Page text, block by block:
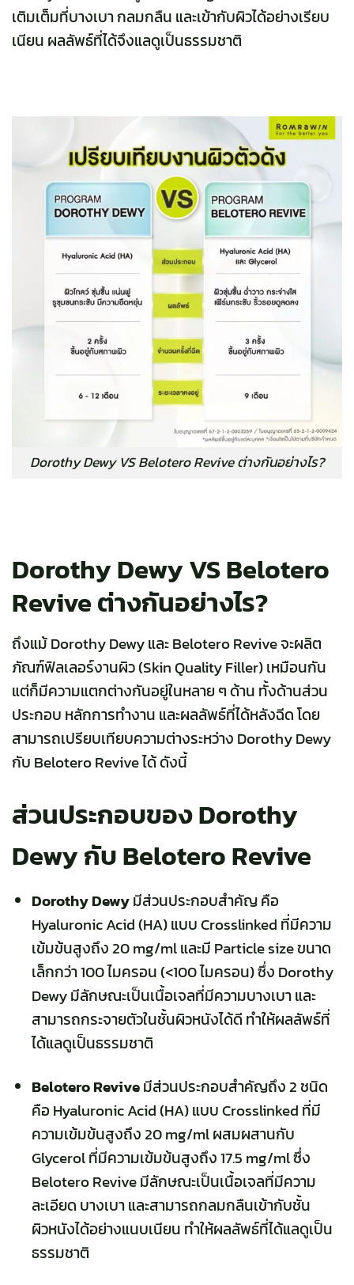
เติมเต็มที่บางเบา กลมกลืน และเข้ากับผิวได้อย่างเรียบ
เนียน ผลลัพธ์ที่ได้จึงแลดูเป็นธรรมชาติ
Dorothy Dewy VS Belotero Revive ต่างกันอย่างไร?
Dorothy Dewy VS Belotero
Revive ต่างกันอย่างไร?
ถึงแม้ Dorothy Dewy และ Belotero Revive จะผลิต
ภัณฑ์ฟิลเลอร์งานผิว (Skin Quality Filler) เหมือนกัน
แต่ก็มีความแตกต่างกันอยู่ในหลาย ๆ ด้าน ทั้งด้านส่วน
ประกอบ หลักการทำงาน และผลลัพธ์ที่ได้หลังฉีด โดย
สามารถเปรียบเทียบความต่างระหว่าง Dorothy Dewy
กับ Belotero Revive ได้ ดังนี้
ส่วนประกอบของ Dorothy
Dewy กับ Belotero Revive
Dorothy Dewyมีส่วนประกอบสำคัญ คือ
Hyaluronic Acid (HA)แบบ Crosslinked ที่มีความ
เข้มข้นสูงถึง 20 mg/ml และมี Particle size ขนาด
เล็กกว่า 100 ไมครอน(<100 ไมครอน) ซึ่ง Dorothy
Dewyมีลักษณะเป็นเนื้อเจลที่มีความบางเบา และ
สามารถกระจายตัวในชั้นผิวหนังได้ดี ทำให้ผลลัพธ์ที่
ได้แลดูเป็นธรรมชาติ
Belotero Reviveมีส่วนประกอบสำคัญถึง 2 ชนิด
คือ Hyaluronic Acid (HA)แบบ Crosslinked ที่มี
ความเข้มข้นสูงถึง 20 mg/ml ผสมผสานกับ
Glycerol ที่มีความเข้มข้นสูงถึง 17.5 mg/mlซึ่ง
Belotero Reviveมีลักษณะเป็นเนื้อเจลที่มีความ
ละเอียด บางเบา และสามารถกลมกลืนเข้ากับชั้น
ผิวหนังได้อย่างแนบเนียน ทำให้ผลลัพธ์ที่ได้แลดูเป็น
ธรรมชาติ